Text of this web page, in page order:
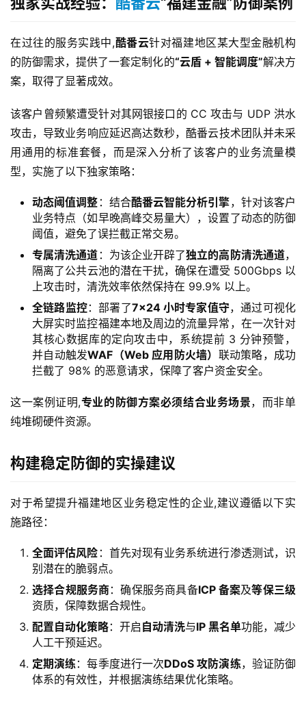
首
与
在过往的服务实践中,酷番云针对福建地区某大型金融机构
的防御需求，提供了一套定制化的“云盾 + 智能调度”解决方
案，取得了显著成效。
该客户曾频繁遭受针对其网银接口的 CC 攻击与 UDP 洪水
攻击，导致业务响应延迟高达数秒，酷番云技术团队并未采
用通用的标准套餐，而是深入分析了该客户的业务流量模
型，实施了以下独家策略：
动态阈值调整 ：结合酷番云智能分析引擎，针对该客户
业务特点（如早晚高峰交易量大），设置了动态的防御
阈值，避免了误拦截正常交易。
专属清洗通道 ：为该企业开辟了独立的高防清洗通道，
隔离了公共云池的潜在干扰，确保在遭受 500Gbps 以
上攻击时，清洗效率依然保持在 99.9% 以上。
全链路监控：部署了7×24 小时专家值守，通过可视化
大屏实时监控福建本地及周边的流量异常，在一次针对
其核心数据库的定向攻击中，系统提前 3 分钟预警，
并自动触发WAF（Web 应用防火墙） 联动策略，成功
拦截了 98% 的恶意请求，保障了客户资金安全。
这一案例证明,专业的防御方案必须结合业务场景，而非单
纯堆砌硬件资源。
构建稳定防御的实操建议
对于希望提升福建地区业务稳定性的企业,建议遵循以下实
施路径：
全面评估风险 ：首先对现有业务系统进行渗透测试，识
别潜在的脆弱点。
选择合规服务商：确保服务商具备ICP 备案及等保三级
资质，保障数据合规性。
配置自动化策略：开启自动清洗与IP 黑名单功能，减少
人工干预延迟。
定期演练：每季度进行一次DDoS 攻防演练，验证防御
体系的有效性，并根据演练结果优化策略。